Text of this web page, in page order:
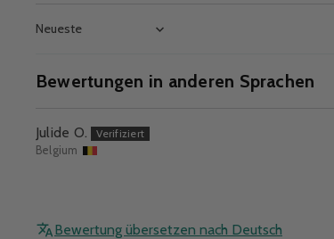
Sort by
Bewertungen in anderen Sprachen
Julide O.
Belgium
Bewertung übersetzen nach Deutsch